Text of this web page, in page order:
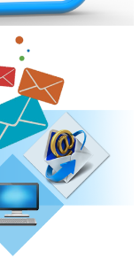
TRÊN ĐỊA
TRỰC TUYẾN
SÁCH XÃ HỘI
vốn của Ngân